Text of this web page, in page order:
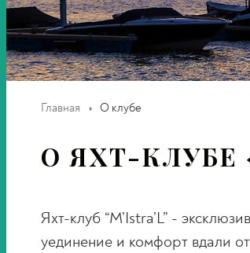
Главная О клубе
О ЯХТ-КЛУБЕ
Яхт-клуб “M’Istra’L” -
уединение и комфорт вдали